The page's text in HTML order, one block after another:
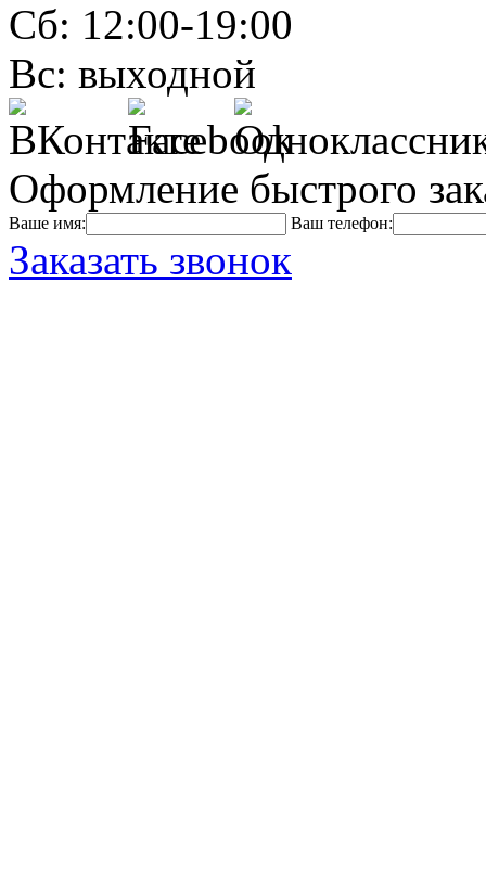
Сб: 12:00-19:00
Вс: выходной
Оформление быстрого
Ваше имя: Ваш телефон:
Заказать звонок